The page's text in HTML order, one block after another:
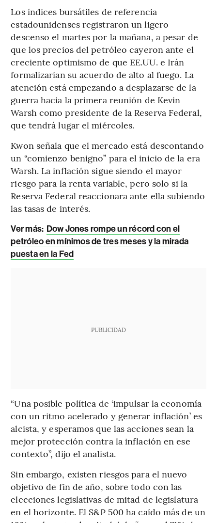
Los índices bursátiles de referencia
estadounidenses registraron un ligero
descenso el martes por la mañana, a pesar de
que los precios del petróleo cayeron ante el
creciente optimismo de que EE.UU. e Irán
formalizarían su acuerdo de alto al fuego. La
atención está empezando a desplazarse de la
guerra hacia la primera reunión de Kevin
Warsh como presidente de la Reserva Federal,
que tendrá lugar el miércoles.
Kwon señala que el mercado está descontando
un “comienzo benigno” para el inicio de la era
Warsh. La inflación sigue siendo el mayor
riesgo para la renta variable, pero solo si la
Reserva Federal reaccionara ante ella subiendo
las tasas de interés.
Ver más: Dow Jones rompe un récord con el
petróleo en mínimos de tres meses y la mirada
puesta en la Fed
PUBLICIDAD
“Una posible política de ‘impulsar la economía
con un ritmo acelerado y generar inflación’ es
alcista, y esperamos que las acciones sean la
mejor protección contra la inflación en ese
contexto”, dijo el analista.
Sin embargo, existen riesgos para el nuevo
objetivo de fin de año, sobre todo con las
elecciones legislativas de mitad de legislatura
en el horizonte. El S&P 500 ha caído más de un